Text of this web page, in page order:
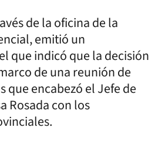
de la oficina de la
emitió un
que indicó que la decisión
de una reunión de
que encabezó el Jefe de
Rosada con los